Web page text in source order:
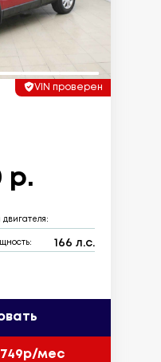
VIN проверен
р.
двигателя:
166 л.с.
749р/мес